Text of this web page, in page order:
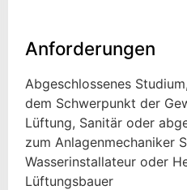
Anforderungen
Abgeschlossenes
dem Schwerpunkt der
Lüftung, Sanitär oder
zum Anlagenmechaniker
Wasserinstallateur oder
Lüftungsbauer